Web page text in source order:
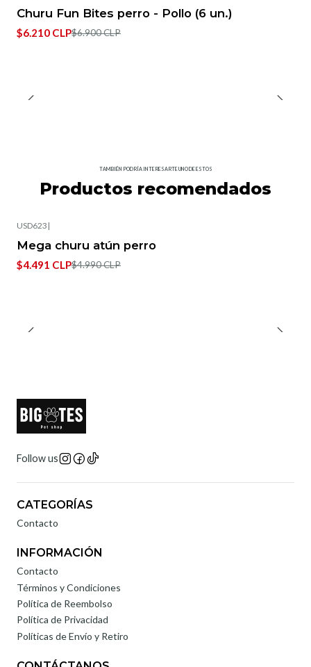
Churu Fun Bites perro - Pollo (6 un.)
$6.210 CLP$6.900 CLP
TAMBIÉN PODRÍA INTERESARTE UNO DE ESTOS
Productos recomendados
USD623 |
Mega churu atún perro
$4.491 CLP$4.990 CLP
Follow us
CATEGORÍAS
Contacto
INFORMACIÓN
Contacto
Términos y Condiciones
Política de Reembolso
Política de Privacidad
Políticas de Envío y Retiro